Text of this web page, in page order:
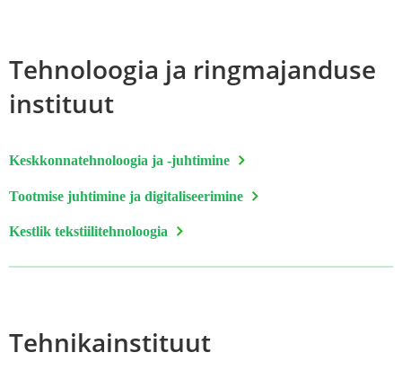
Tehnoloogia ja ringmajanduse
instituut
Keskkonnatehnoloogia ja -juhtimine
Tootmise juhtimine ja digitaliseerimine
Kestlik tekstiilitehnoloogia
Tehnikainstituut